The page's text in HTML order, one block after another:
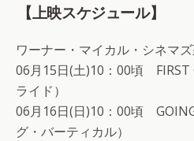
【上映スケジュール】
ワーナー・マイカル・シネマ
06月15日(土)10：00頃 FIRST
ライド）
06月16日(日)10：00頃
グ・バーティカル）